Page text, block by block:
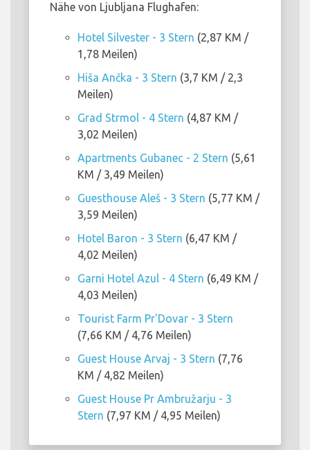
Nähe von Ljubljana Flughafen:
Hotel Silvester - 3 Stern (2,87 KM /
1,78 Meilen)
Hiša Ančka - 3 Stern (3,7 KM / 2,3
Meilen)
Grad Strmol - 4 Stern (4,87 KM /
3,02 Meilen)
Apartments Gubanec - 2 Stern (5,61
KM / 3,49 Meilen)
Guesthouse Aleš - 3 Stern (5,77 KM /
3,59 Meilen)
Hotel Baron - 3 Stern (6,47 KM /
4,02 Meilen)
Garni Hotel Azul - 4 Stern (6,49 KM /
4,03 Meilen)
Tourist Farm Pr'Dovar - 3 Stern
(7,66 KM / 4,76 Meilen)
Guest House Arvaj - 3 Stern (7,76
KM / 4,82 Meilen)
Guest House Pr Ambružarju - 3
Stern (7,97 KM / 4,95 Meilen)